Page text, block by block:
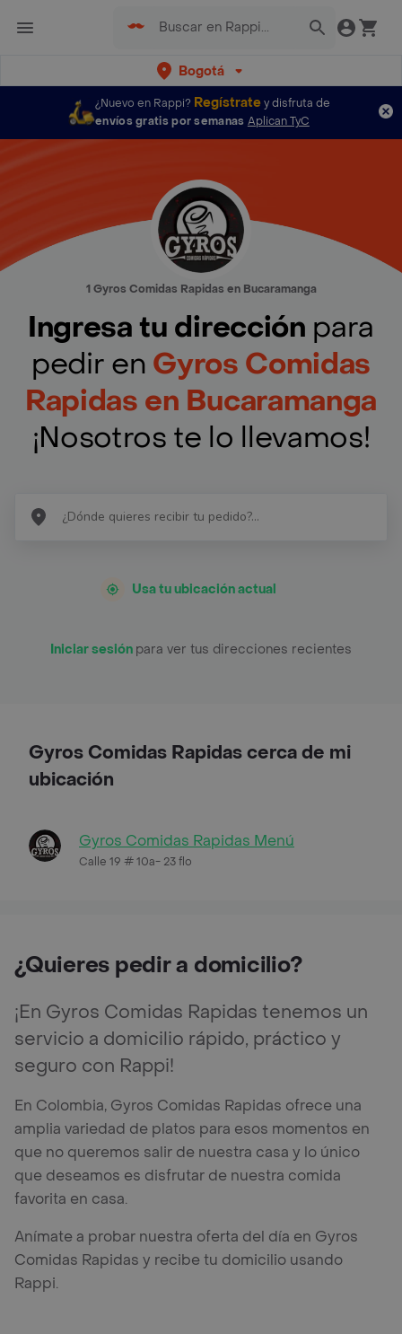
Bogotá
¿Nuevo en Rappi? Regístratey disfruta de
envíos gratis por semanas Aplican TyC
1 Gyros Comidas Rapidas en Bucaramanga
Ingresa tu dirección para
pedir en Gyros Comidas
Rapidas en Bucaramanga
¡Nosotros te lo llevamos!
Usa tu ubicación actual
Iniciar sesión para ver tus direcciones recientes
Gyros Comidas Rapidas cerca de mi
ubicación
Gyros Comidas Rapidas Menú
Calle 19 # 10a- 23 flo
¿Quieres pedir a domicilio?
¡En Gyros Comidas Rapidas tenemos un
servicio a domicilio rápido, práctico y
seguro con Rappi!
En Colombia, Gyros Comidas Rapidas ofrece una
amplia variedad de platos para esos momentos en
que no queremos salir de nuestra casa y lo único
que deseamos es disfrutar de nuestra comida
favorita en casa.
Anímate a probar nuestra oferta del día en Gyros
Comidas Rapidas y recibe tu domicilio usando
Rappi.